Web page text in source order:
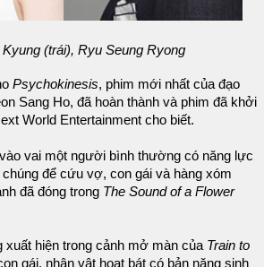
(trái), Ryu Seung Ryong
Psychokinesis, phim mới nhất của đạo
Sang Ho, đã hoàn thành và phim đã khởi
World Entertainment cho biết.
vai một người bình thường có năng lực
để cứu vợ, con gái và hàng xóm
đã đóng trong The Sound of a Flower
xuất hiện trong cảnh mở màn của Train to
gái, nhân vật hoạt bát có bản năng sinh